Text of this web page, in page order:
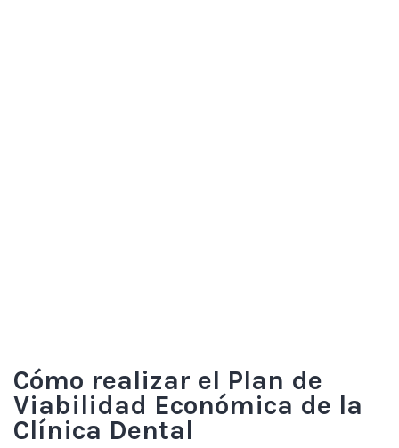
Cómo realizar el Plan de
Viabilidad Económica de la
Clínica Dental